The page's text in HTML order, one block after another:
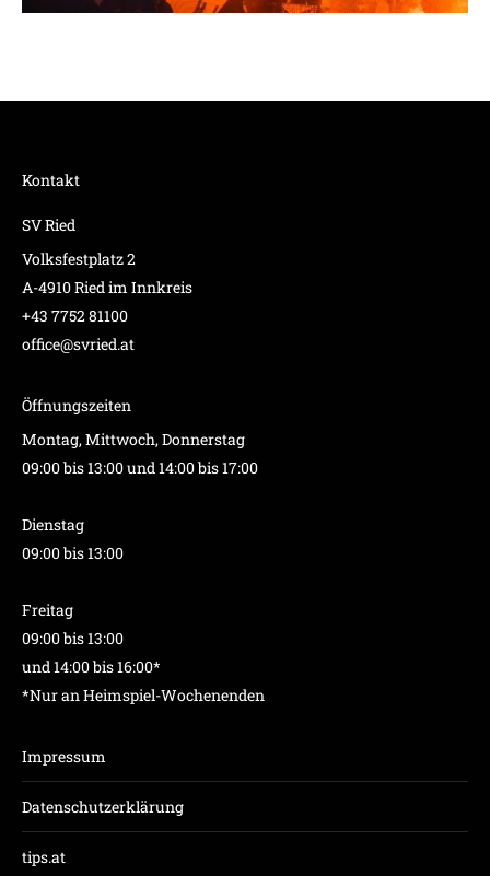
Kontakt
SV Ried
Volksfestplatz 2
A-4910 Ried im Innkreis
+43 7752 81100
office@svried.at
Öffnungszeiten
Montag, Mittwoch, Donnerstag
09:00 bis 13:00 und 14:00 bis 17:00
Dienstag
09:00 bis 13:00
Freitag
09:00 bis 13:00
und 14:00 bis 16:00*
*Nur an Heimspiel-Wochenenden
Impressum
Datenschutzerklärung
tips.at